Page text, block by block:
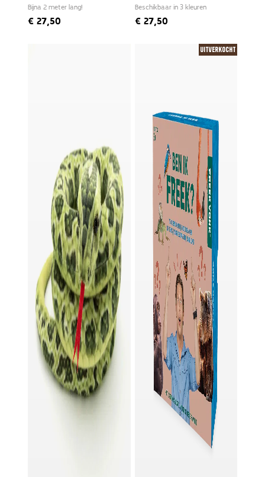
Bijna 2 meter lang!
€ 27,50
Beschikbaar in 3 kleuren
€27,50
Uitverkocht